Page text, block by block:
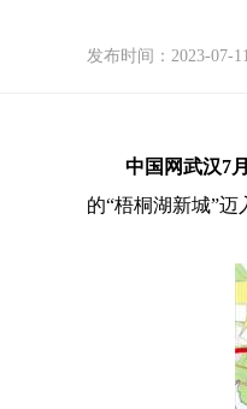
发布时间：2023-07-
中国网武汉7
的“梧桐湖新城”迈